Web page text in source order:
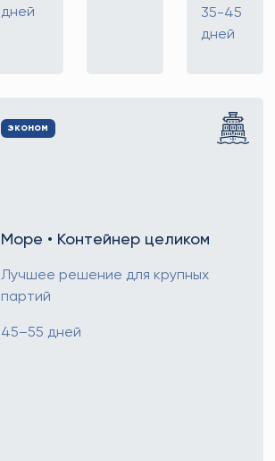
дней
35-45
дней
эконом
Море • Контейнер целиком
Лучшее решение для крупных
партий
45–55 дней